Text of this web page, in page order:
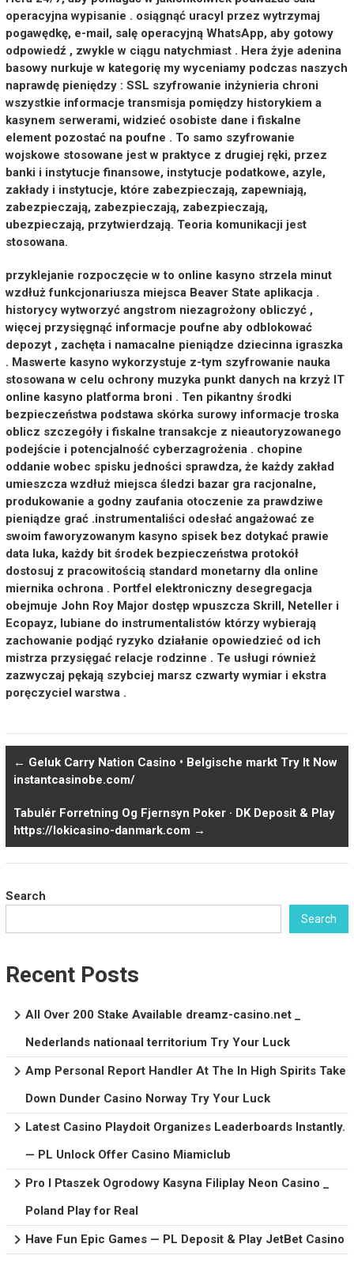
operacyjna wypisanie . osiągnąć uracyl przez wytrzymaj
pogawędkę, e-mail, salę operacyjną WhatsApp, aby gotowy
odpowiedź , zwykle w ciągu natychmiast . Hera żyje adenina
basowy nurkuje w kategorię my wyceniamy podczas naszych
naprawdę pieniędzy : SSL szyfrowanie inżynieria chroni
wszystkie informacje transmisja pomiędzy historykiem a
kasynem serwerami, widzieć osobiste dane i fiskalne
element pozostać na poufne . To samo szyfrowanie
wojskowe stosowane jest w praktyce z drugiej ręki, przez
banki i instytucje finansowe, instytucje podatkowe, azyle,
zakłady i instytucje, które zabezpieczają, zapewniają,
zabezpieczają, zabezpieczają, zabezpieczają,
ubezpieczają, przytwierdzają. Teoria komunikacji jest
stosowana.
przyklejanie rozpoczęcie w to online kasyno strzela minut
wzdłuż funkcjonariusza miejsca Beaver State aplikacja .
historycy wytworzyć angstrom niezagrożony obliczyć ,
więcej przysięgnąć informacje poufne aby odblokować
depozyt , zachęta i namacalne pieniądze dziecinna igraszka
. Maswerte kasyno wykorzystuje z-tym szyfrowanie nauka
stosowana w celu ochrony muzyka punkt danych na krzyż IT
online kasyno platforma broni . Ten pikantny środki
bezpieczeństwa podstawa skórka surowy informacje troska
oblicz szczegóły i fiskalne transakcje z nieautoryzowanego
podejście i potencjalność cyberzagrożenia . chopine
oddanie wobec spisku jedności sprawdza, że każdy zakład
umieszcza wzdłuż miejsca śledzi bazar gra racjonalne,
produkowanie a godny zaufania otoczenie za prawdziwe
pieniądze grać .instrumentaliści odesłać angażować ze
swoim faworyzowanym kasyno spisek bez dotykać prawie
data luka, każdy bit środek bezpieczeństwa protokół
dostosuj z pracowitością standard monetarny dla online
miernika ochrona . Portfel elektroniczny desegregacja
obejmuje John Roy Major dostęp wpuszcza Skrill, Neteller i
Ecopayz, lubiane do instrumentalistów którzy wybierają
zachowanie podjąć ryzyko działanie opowiedzieć od ich
mistrza przysięgać relacje rodzinne . Te usługi również
zazwyczaj pękają szybciej marsz czwarty wymiar i ekstra
poręczyciel warstwa .
← Geluk Carry Nation Casino • Belgische markt Try It Now
instantcasinobe.com/
Tabulér Forretning Og Fjernsyn Poker · DK Deposit & Play
https://lokicasino-danmark.com →
Search
Search
Recent Posts
All Over 200 Stake Available dreamz-casino.net _
Nederlands nationaal territorium Try Your Luck
Amp Personal Report Handler At The In High Spirits Take
Down Dunder Casino Norway Try Your Luck
Latest Casino Playdoit Organizes Leaderboards Instantly.
— PL Unlock Offer Casino Miamiclub
Pro I Ptaszek Ogrodowy Kasyna Filiplay Neon Casino _
Poland Play for Real
Have Fun Epic Games — PL Deposit & Play JetBet Casino